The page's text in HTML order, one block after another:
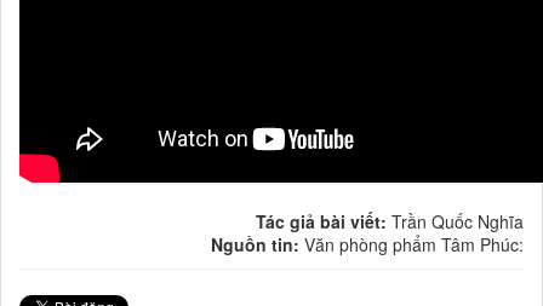
Tác giả bài viết: Trần Quốc Nghĩa
Nguồn tin: Văn phòng phẩm Tâm Phúc: